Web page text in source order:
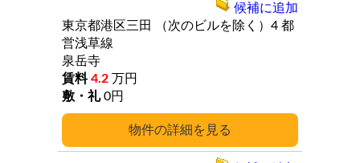
詳細
東京都港区三田 （次のビルを除く）4 都
営浅草線
泉岳寺
4.2 万円
0円
候補に追加